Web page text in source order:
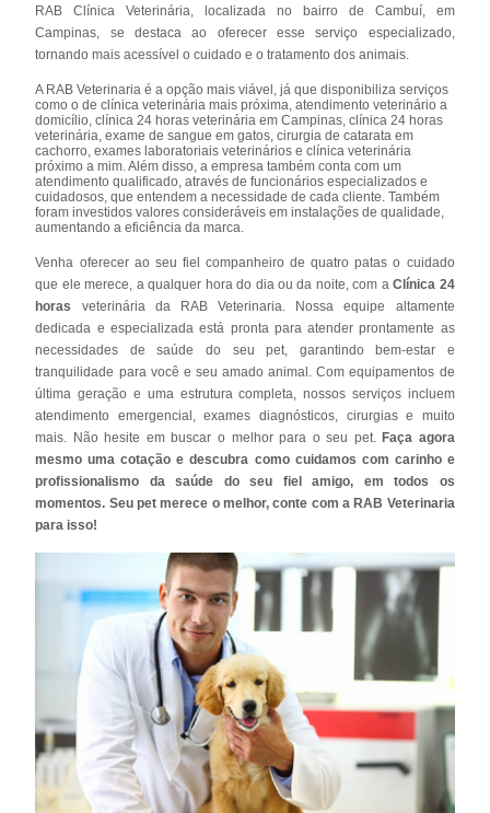
RAB Clínica Veterinária, localizada no bairro de Cambuí, em
Campinas, se destaca ao oferecer esse serviço especializado,
tornando mais acessível o cuidado e o tratamento dos animais.
A RAB Veterinaria é a opção mais viável, já que disponibiliza serviços
como o de clínica veterinária mais próxima, atendimento veterinário a
domicílio, clínica 24 horas veterinária em Campinas, clínica 24 horas
veterinária, exame de sangue em gatos, cirurgia de catarata em
cachorro, exames laboratoriais veterinários e clínica veterinária
próximo a mim. Além disso, a empresa também conta com um
atendimento qualificado, através de funcionários especializados e
cuidadosos, que entendem a necessidade de cada cliente. Também
foram investidos valores consideráveis em instalações de qualidade,
aumentando a eficiência da marca.
Venha oferecer ao seu fiel companheiro de quatro patas o cuidado
que ele merece, a qualquer hora do dia ou da noite, com aClínica 24
horas
veterinária da RAB Veterinaria. Nossa equipe altamente
dedicada e especializada está pronta para atender prontamente as
necessidades de saúde do seu pet, garantindo bem-estar e
tranquilidade para você e seu amado animal. Com equipamentos de
última geração e uma estrutura completa, nossos serviços incluem
atendimento emergencial, exames diagnósticos, cirurgias e muito
mais. Não hesite em buscar o melhor para o seu pet.Faça agora
mesmo uma cotação e descubra como cuidamos com carinho e
profissionalismo da saúde do seu fiel amigo, em todos os
momentos. Seu pet merece o melhor, conte com a RAB Veterinaria
para isso!